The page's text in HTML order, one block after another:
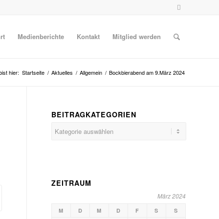
Medienberichte Kontakt Mitglied werden
hier: Startseite / Aktuelles / Allgemein / Bockbierabend am 9.März 2024
BEITRAGKATEGORIEN
ZEITRAUM
März 2024
M D M D F S S